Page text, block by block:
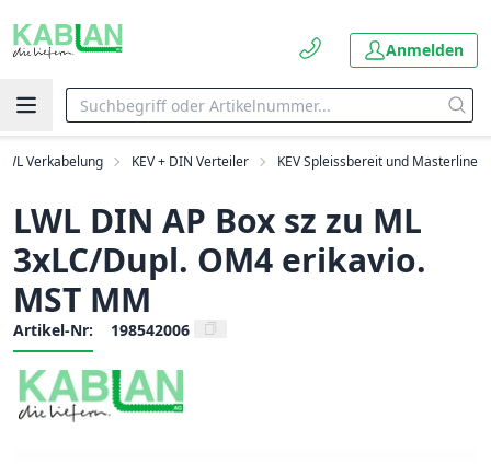
Anmelden
Verkabelung KEV + DIN Verteiler KEV Spleissbereit und Masterline
LWL DIN AP Box sz zu ML
3xLC/Dupl. OM4 erikavio.
MST MM
Artikel-Nr: 198542006